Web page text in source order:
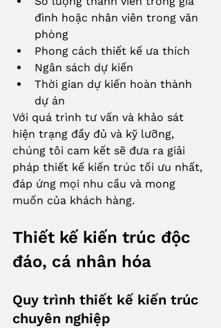
đình hoặc nhân viên trong văn
phòng
Phong cách thiết kế ưa thích
Ngân sách dự kiến
Thời gian dự kiến hoàn thành
dự án
Với quá trình tư vấn và khảo sát
hiện trạng đầy đủ và kỹ lưỡng,
chúng tôi cam kết sẽ đưa ra giải
pháp thiết kế kiến trúc tối ưu nhất,
đáp ứng mọi nhu cầu và mong
muốn của khách hàng.
Thiết kế kiến trúc độc
đáo, cá nhân hóa
Quy trình thiết kế kiến trúc
chuyên nghiệp